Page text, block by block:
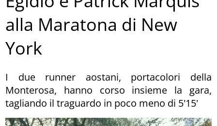
alla Maratona di New
York
I due runner aostani, portacolori della
Monterosa, hanno corso insieme la gara,
tagliando il traguardo in poco meno di 5'15'